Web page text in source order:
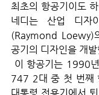
최초의 항공기이도
네디는 산업 디자
(Raymond Loewy)
공기의 디자인을 개
747 2대 중 첫 번째